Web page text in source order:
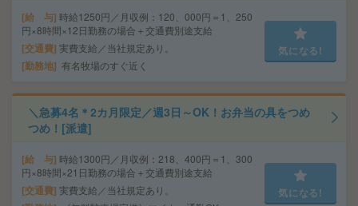
給 与 時給1250円／月収例：120、000円＝1、250
円×8時間×12日勤務の場合＋交通費別途支給
交通費 実費支給／当社規定あり。
勤務地 有名牧場のすぐ近く
気になる!
＼急募4名＊2カ月限定／週3日～OK！お弁当の具をつめ
つめ！[派遣]
給 与 時給1300円／月収例：218、400円＝1、300
円×8時間×21日勤務の場合＋交通費別途支給
交通費 実費支給／当社規定あり。 気になる!